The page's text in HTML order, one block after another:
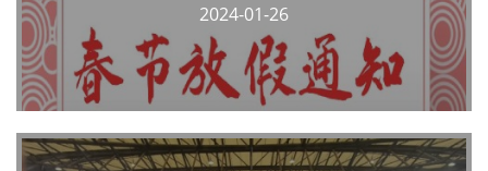
2024-01-26